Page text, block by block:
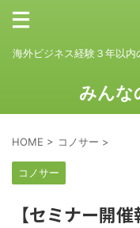
海外ビジネス経験３年以
みんな
HOME > コノサー >
コノサー
【セミナー開